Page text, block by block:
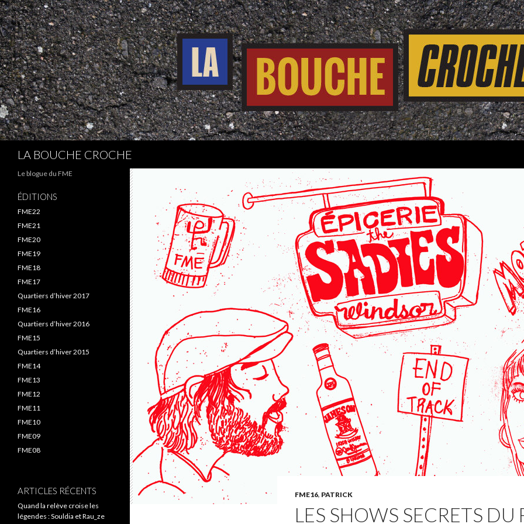
LA BOUCHE CROCHE
FME16, PATRICK
LES SHOWS SECRETS DU
Le blogue du FME
ÉDITIONS
FME22
FME21
FME20
FME19
FME18
FME17
Quartiers d’hiver 2017
FME16
Quartiers d’hiver 2016
FME15
Quartiers d’hiver 2015
FME14
FME13
FME12
FME11
FME10
FME09
FME08
ARTICLES RÉCENTS
Quand la relève croise les
légendes : Souldia et Rau_ze